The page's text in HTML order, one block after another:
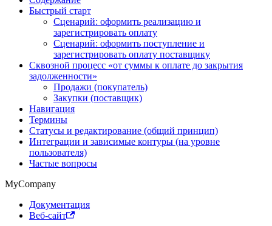
Быстрый старт
Сценарий: оформить реализацию и
зарегистрировать оплату
Сценарий: оформить поступление и
зарегистрировать оплату поставщику
Сквозной процесс «от суммы к оплате до закрытия
задолженности»
Продажи (покупатель)
Закупки (поставщик)
Навигация
Термины
Статусы и редактирование (общий принцип)
Интеграции и зависимые контуры (на уровне
пользователя)
Частые вопросы
MyCompany
Документация
Веб-сайт